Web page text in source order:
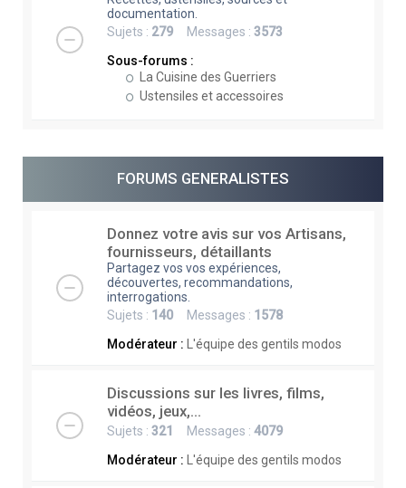
documentation.
Sujets : 279 Messages : 3573
Sous-forums :
La Cuisine des Guerriers
Ustensiles et accessoires
FORUMS GENERALISTES
Donnez votre avis sur vos Artisans,
fournisseurs, détaillants
Partagez vos vos expériences,
découvertes, recommandations,
interrogations.
Sujets : 140 Messages : 1578
Modérateur :
L'équipe des gentils modos
Discussions sur les livres, films,
vidéos, jeux,...
Sujets : 321 Messages : 4079
Modérateur :
L'équipe des gentils modos